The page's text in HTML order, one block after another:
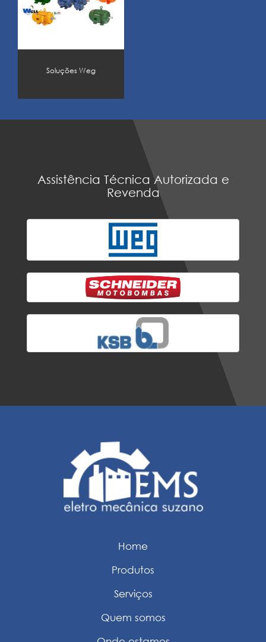
Drivers
Assistência Técnica Autorizada e
Revenda
Home
Produtos
Serviços
Quem somos